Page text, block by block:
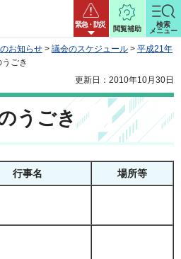
緊急・防災
閲覧補助
検索
メニュー
お知らせ > 議会のスケジュール > 平成21年
ごき
更新日：2010年10月30日
うごき
行事名 場所等